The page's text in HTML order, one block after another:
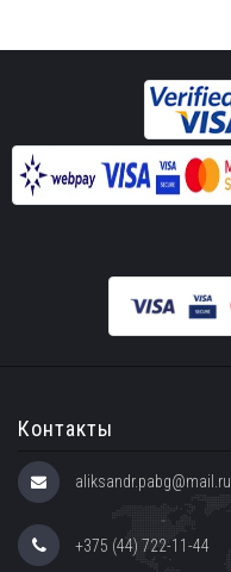
Контакты
aliksandr.pabg@mail.ru
+375 (44) 722-11-44